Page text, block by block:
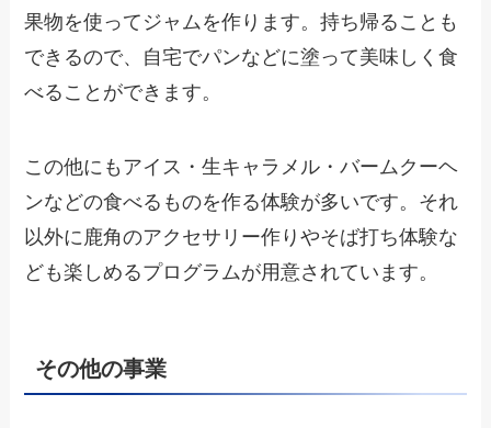
果物を使ってジャムを作ります。持ち帰ることも
できるので、自宅でパンなどに塗って美味しく食
べることができます。
この他にもアイス・生キャラメル・バームクーヘ
ンなどの食べるものを作る体験が多いです。それ
以外に鹿角のアクセサリー作りやそば打ち体験な
ども楽しめるプログラムが用意されています。
その他の事業